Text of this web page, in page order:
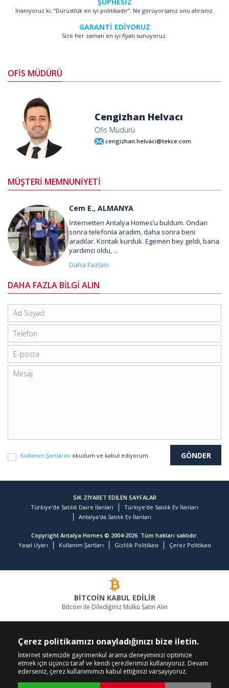
İnanıyoruz ki, “Dürüstlük en iyi politikadır”. Ne görüyorsanız onu alırsınız.
GARANTİ EDİYORUZ
Size her zaman en iyi fiyatı sunuyoruz.
OFİS MÜDÜRÜ
Cengizhan Helvacı
Ofis Müdürü
cengizhan.helvaci@tekce.com
MÜŞTERİ MEMNUNİYETİ
Cem E., ALMANYA
İnternetten Antalya Homes’u buldum. Ondan
sonra telefonla aradım, daha sonra beni
aradılar. Kontak kurduk. Egemen bey geldi, bana
yardımcı oldu, ...
Daha Fazlası
DAHA FAZLA BİLGİ ALIN
Kullanım Şartlarını okudum ve kabul ediyorum.
SIK ZİYARET EDİLEN SAYFALAR
Türkiye'de Satılık Daire İlanları
Türkiye'de Satılık Ev İlanları
Antalya'da Satılık Ev İlanları
Copyright Antalya Homes © 2004-2026. Tüm hakları saklıdır.
Yasal Uyarı
Kullanım Şartları Gizlilik Politikası Çerez Politikası
BİTCOİN KABUL EDİLİR
Bitcoin ile Dilediğiniz Mülkü Satın Alın
BİZİ ARAYIN BİZİ TAKİP EDİN
+90 242 324 54 94
Çerez politikamızı onayladığınızı bize iletin.
İnternet sitemizde gayrimenkul arama deneyiminizi optimize
etmek için üçüncü taraf ve kendi çerezlerimizi kullanıyoruz. Devam
ederseniz, çerez kullanımımızı kabul ettiğinizi varsayıyoruz.